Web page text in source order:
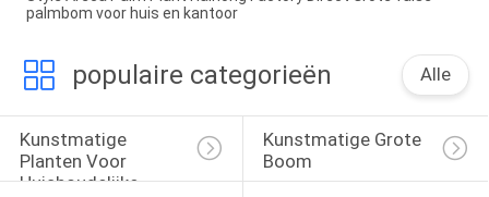
palmbom voor huis en kantoor
populaire categorieën Alle
Kunstmatige
Planten Voor
Huishoudelijke
Kunstmatige Grote
Boom